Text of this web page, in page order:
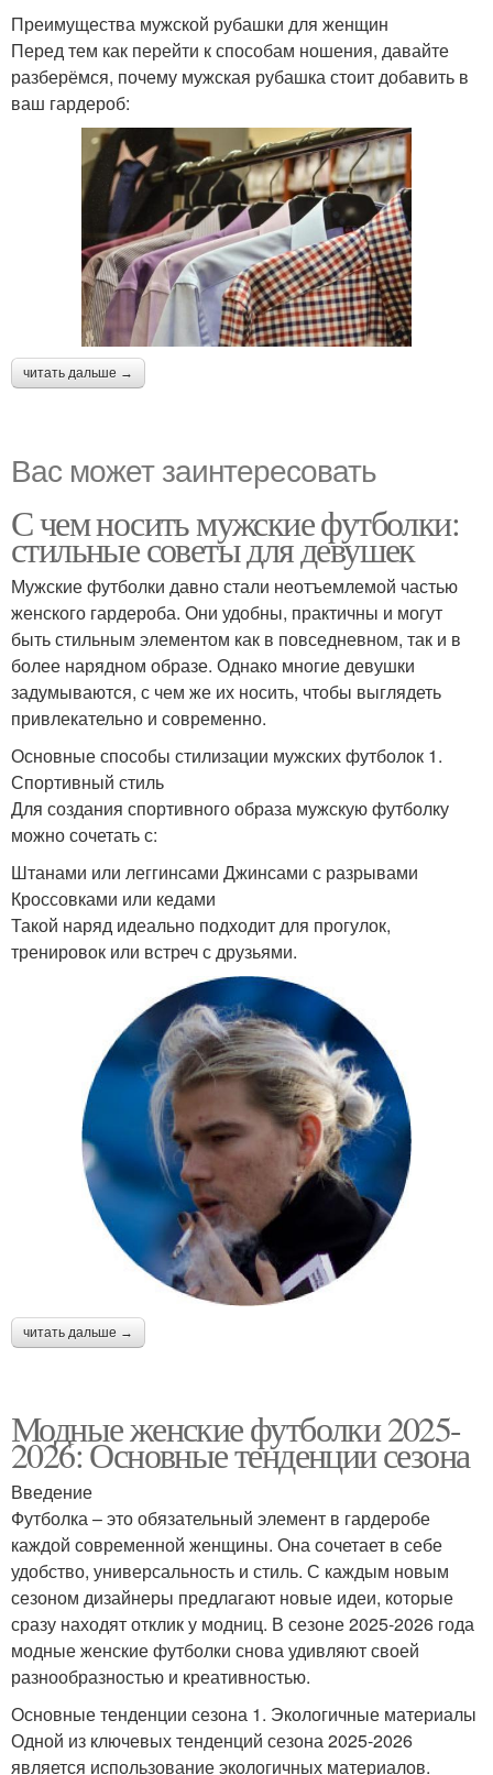
Преимущества мужской рубашки для женщин
Перед тем как перейти к способам ношения, давайте
разберёмся, почему мужская рубашка стоит добавить в
ваш гардероб:
читать дальше →
Вас может заинтересовать
С чем носить мужские футболки:
стильные советы для девушек
Мужские футболки давно стали неотъемлемой частью
женского гардероба. Они удобны, практичны и могут
быть стильным элементом как в повседневном, так и в
более нарядном образе. Однако многие девушки
задумываются, с чем же их носить, чтобы выглядеть
привлекательно и современно.
Основные способы стилизации мужских футболок 1.
Спортивный стиль
Для создания спортивного образа мужскую футболку
можно сочетать с:
Штанами или леггинсами Джинсами с разрывами
Кроссовками или кедами
Такой наряд идеально подходит для прогулок,
тренировок или встреч с друзьями.
читать дальше →
Модные женские футболки 2025-
2026: Основные тенденции сезона
Введение
Футболка – это обязательный элемент в гардеробе
каждой современной женщины. Она сочетает в себе
удобство, универсальность и стиль. С каждым новым
сезоном дизайнеры предлагают новые идеи, которые
сразу находят отклик у модниц. В сезоне 2025-2026 года
модные женские футболки снова удивляют своей
разнообразностью и креативностью.
Основные тенденции сезона 1. Экологичные материалы
Одной из ключевых тенденций сезона 2025-2026
является использование экологичных материалов.